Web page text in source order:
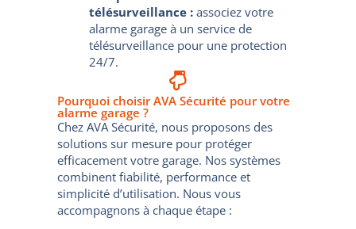
télésurveillance : associez votre
alarme garage à un service de
télésurveillance pour une protection
24/7.
Pourquoi choisir AVA Sécurité pour votre
alarme garage ?
Chez AVA Sécurité, nous proposons des
solutions sur mesure pour protéger
efficacement votre garage. Nos systèmes
combinent fiabilité, performance et
simplicité d’utilisation. Nous vous
accompagnons à chaque étape :